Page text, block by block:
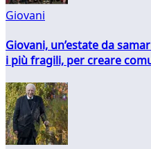
Giovani
Giovani, un’estate da
i più fragili, per creare